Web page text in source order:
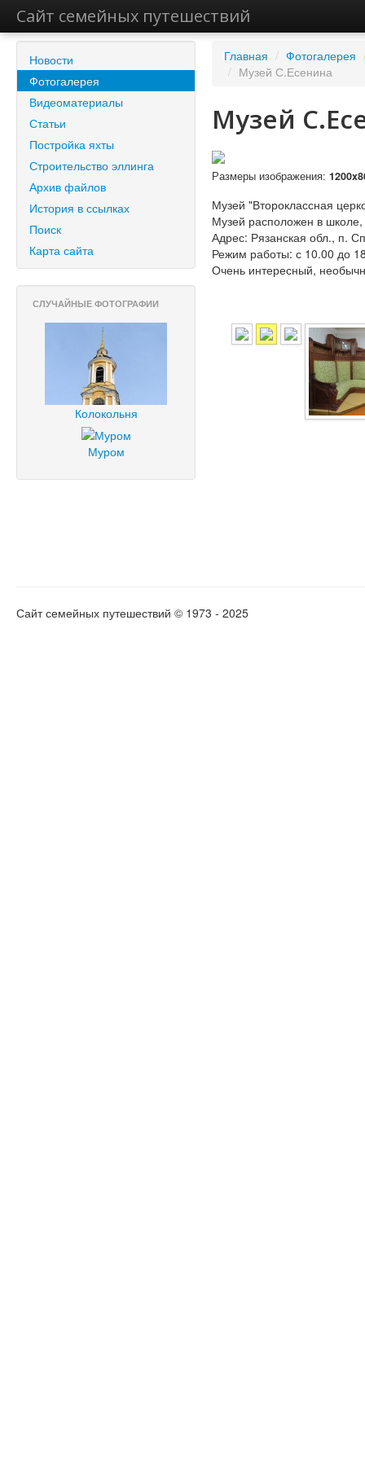
Сайт семейных путешествий
Новости
Фотогалерея
Видеоматериалы
Статьи
Постройка яхты
Строительство эллинга
Архив файлов
История в ссылках
Поиск
Карта сайта
СЛУЧАЙНЫЕ ФОТОГРАФИИ
Колокольня
Муром
Главная / Фотогалерея
/ Музей С.Есенина
Музей
Размеры изображения:
Музей "Второклассная
Музей расположен в школе,
Адрес: Рязанская обл., п.
Режим работы: с 10.00 до
Очень интересный,
Сайт семейных путешествий © 1973 - 2025